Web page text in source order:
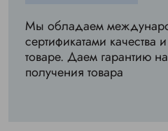
Мы обладаем
сертификатами качества
товаре. Даем гарантию
получения товара